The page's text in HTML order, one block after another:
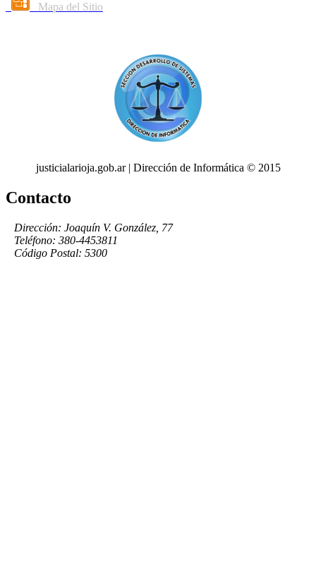
Mapa del Sitio
justicialarioja.gob.ar | Dirección de Informática © 2015
Contacto
Dirección: Joaquín V. González, 77
Teléfono: 380-4453811
Código Postal: 5300